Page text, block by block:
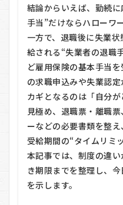
結論からいえば、勤続
手当”だけならハローワ
一方で、退職後に失業
給される“失業者の退職
ど雇用保険の基本手当
の求職申込みや失業認定
カギとなるのは「自分
見極め、退職票・離職
ーなどの必要書類を整
受給期間の“タイムリミ
本記事では、制度の違
き期限までを整理し、
を示します。